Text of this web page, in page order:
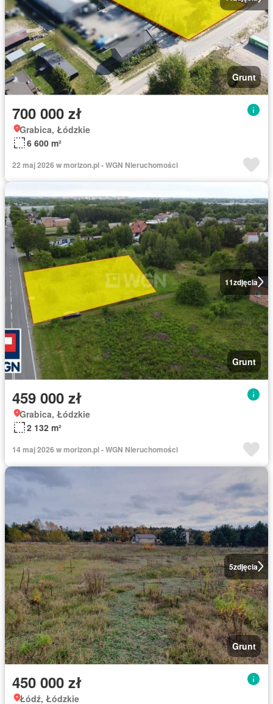
Grunt
700 000 zł
Grabica, Łódzkie
6 600 m²
22 maj 2026 w morizon.pl - WGN Nieruchomości
11zdjęcia
Grunt
459 000 zł
Grabica, Łódzkie
2 132 m²
14 maj 2026 w morizon.pl - WGN Nieruchomości
5zdjęcia
Grunt
450 000 zł
Łódź, Łódzkie